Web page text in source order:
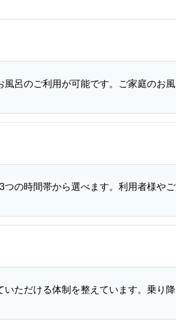
呂のご利用が可能です。ご家庭のお
の時間帯から選べます。利用者様や
ただける体制を整えています。乗り